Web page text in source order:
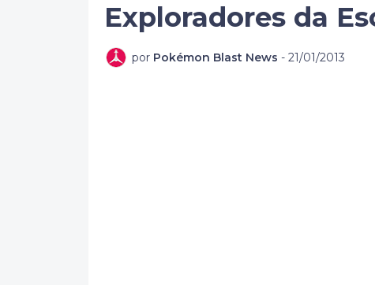
Exploradores da
por Pokémon Blast News - 21/01/2013